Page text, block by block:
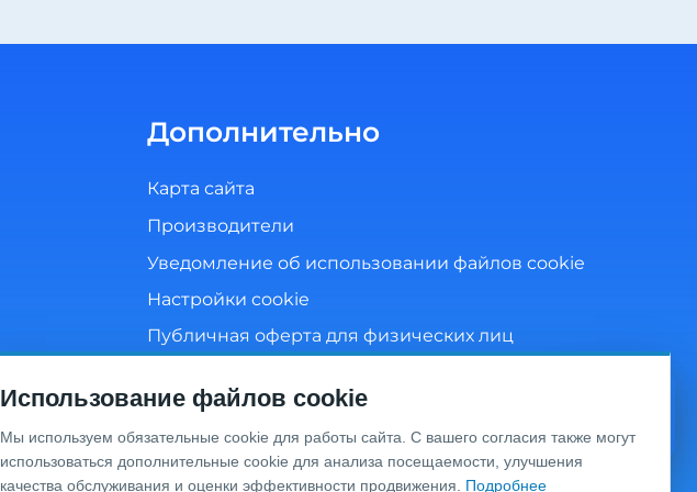
консультация
Дополнительно
Карта сайта
Производители
Уведомление об использовании файлов cookie
Настройки cookie
Публичная оферта для физических лиц
Согласие на обработку персональных данных
Использование файлов cookie
Мы используем обязательные cookie для работы сайта. С вашего согласия также могут
использоваться дополнительные cookie для анализа посещаемости, улучшения
качества обслуживания и оценки эффективности продвижения. Подробнее